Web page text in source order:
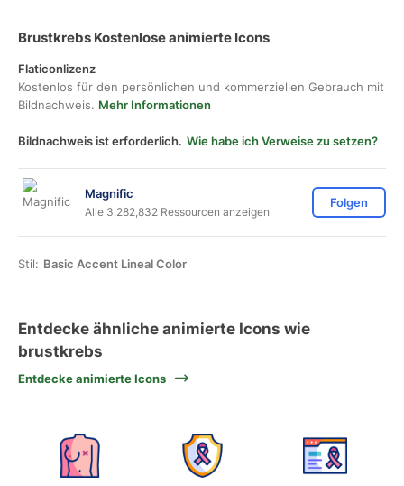
Brustkrebs Kostenlose animierte Icons
Flaticonlizenz
Kostenlos für den persönlichen und kommerziellen Gebrauch mit
Bildnachweis. Mehr Informationen
Bildnachweis ist erforderlich. Wie habe ich Verweise zu setzen?
Magnific
Alle 3,282,832 Ressourcen anzeigen
Folgen
Stil: Basic Accent Lineal Color
Entdecke ähnliche animierte Icons wie
brustkrebs
Entdecke animierte Icons